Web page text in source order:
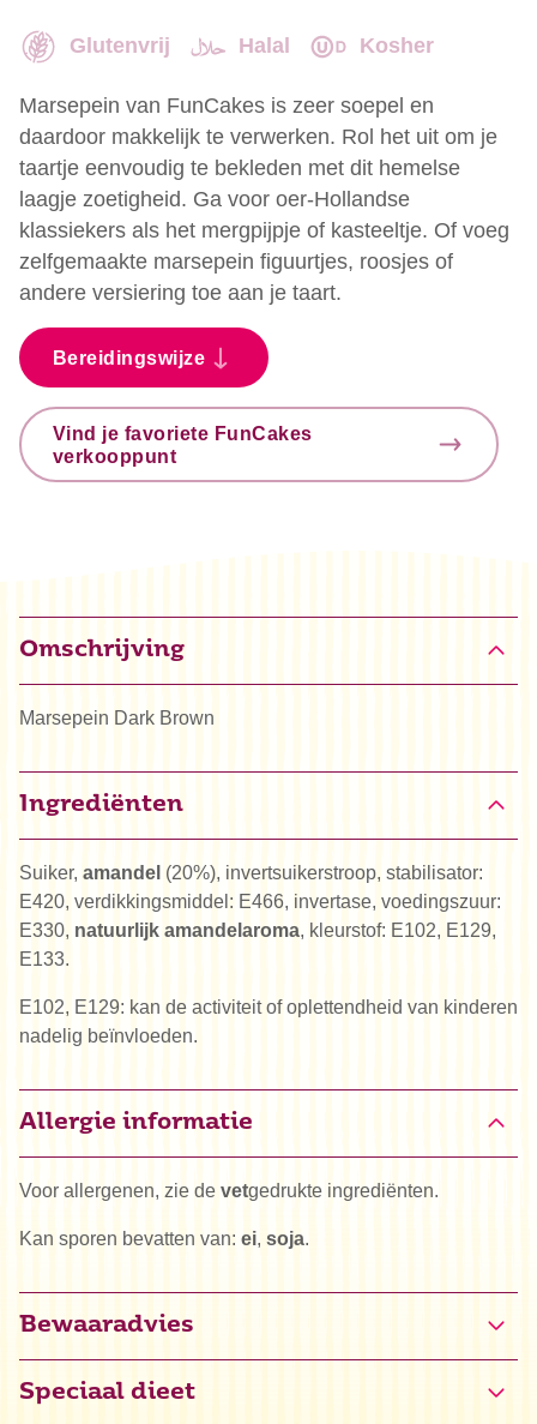
Glutenvrij Halal Kosher
Marsepein van FunCakes is zeer soepel en
daardoor makkelijk te verwerken. Rol het uit om je
taartje eenvoudig te bekleden met dit hemelse
laagje zoetigheid. Ga voor oer-Hollandse
klassiekers als het mergpijpje of kasteeltje. Of voeg
zelfgemaakte marsepein figuurtjes, roosjes of
andere versiering toe aan je taart.
Bereidingswijze
Vind je favoriete FunCakes
verkooppunt
Omschrijving
Marsepein Dark Brown
Ingrediënten
Suiker, amandel (20%), invertsuikerstroop, stabilisator:
E420, verdikkingsmiddel: E466, invertase, voedingszuur:
E330, natuurlijk amandelaroma, kleurstof: E102, E129,
E133.
E102, E129: kan de activiteit of oplettendheid van kinderen
nadelig beïnvloeden.
Allergie informatie
Voor allergenen, zie de vetgedrukte ingrediënten.
Kan sporen bevatten van: ei, soja.
Bewaaradvies
Speciaal dieet